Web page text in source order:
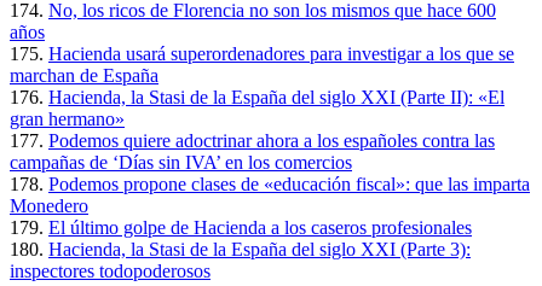
174. No, los ricos de Florencia no son los mismos que hace 600
años
175. Hacienda usará superordenadores para investigar a los que se
marchan de España
176. Hacienda, la Stasi de la España del siglo XXI (Parte II): «El
gran hermano»
177. Podemos quiere adoctrinar ahora a los españoles contra las
campañas de ‘Días sin IVA’ en los comercios
178. Podemos propone clases de «educación fiscal»: que las imparta
Monedero
179. El último golpe de Hacienda a los caseros profesionales
180. Hacienda, la Stasi de la España del siglo XXI (Parte 3):
inspectores todopoderosos